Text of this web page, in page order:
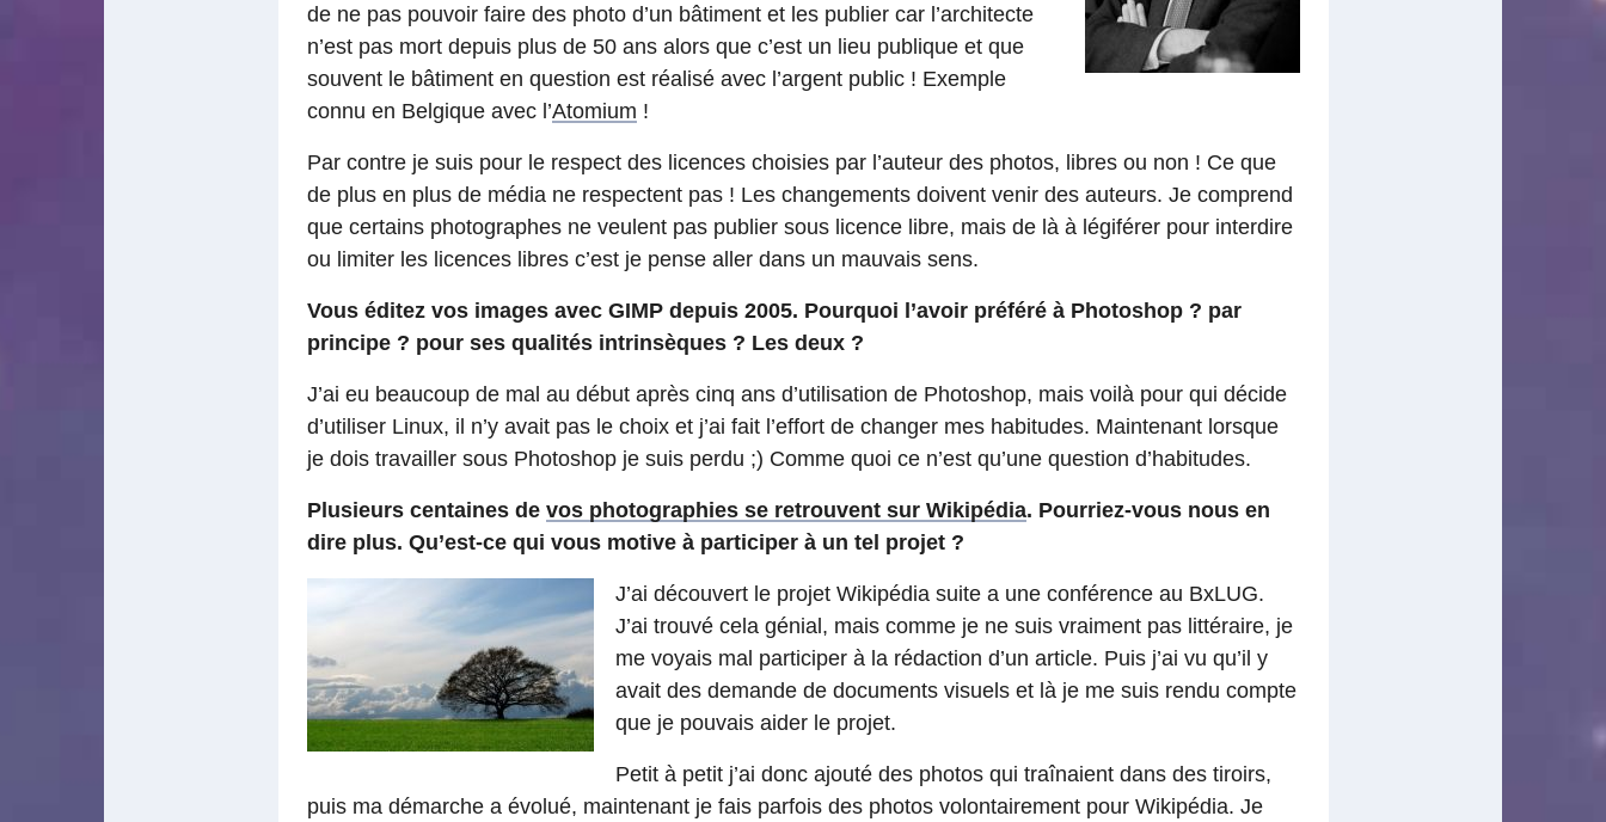
de ne pas pouvoir faire des photo d’un bâtiment et les publier car l’architecte
n’est pas mort depuis plus de 50 ans alors que c’est un lieu publique et que
souvent le bâtiment en question est réalisé avec l’argent public ! Exemple
connu en Belgique avec l’Atomium !
Par contre je suis pour le respect des licences choisies par l’auteur des photos, libres ou non ! Ce que
de plus en plus de média ne respectent pas ! Les changements doivent venir des auteurs. Je comprend
que certains photographes ne veulent pas publier sous licence libre, mais de là à légiférer pour interdire
ou limiter les licences libres c’est je pense aller dans un mauvais sens.
Vous éditez vos images avec GIMP depuis 2005. Pourquoi l’avoir préféré à Photoshop ? par
principe ? pour ses qualités intrinsèques ? Les deux ?
J’ai eu beaucoup de mal au début après cinq ans d’utilisation de Photoshop, mais voilà pour qui décide
d’utiliser Linux, il n’y avait pas le choix et j’ai fait l’effort de changer mes habitudes. Maintenant lorsque
je dois travailler sous Photoshop je suis perdu ;) Comme quoi ce n’est qu’une question d’habitudes.
Plusieurs centaines de vos photographies se retrouvent sur Wikipédia. Pourriez-vous nous en
dire plus. Qu’est-ce qui vous motive à participer à un tel projet ?
J’ai découvert le projet Wikipédia suite a une conférence au BxLUG.
J’ai trouvé cela génial, mais comme je ne suis vraiment pas littéraire, je
me voyais mal participer à la rédaction d’un article. Puis j’ai vu qu’il y
avait des demande de documents visuels et là je me suis rendu compte
que je pouvais aider le projet.
Petit à petit j’ai donc ajouté des photos qui traînaient dans des tiroirs,
puis ma démarche a évolué, maintenant je fais parfois des photos volontairement pour Wikipédia. Je